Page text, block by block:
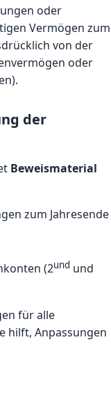
oder
Vermögen zum
von der
oder
der
Beweismaterial
zum Jahresende
(2und und
für alle
hilft, Anpassungen